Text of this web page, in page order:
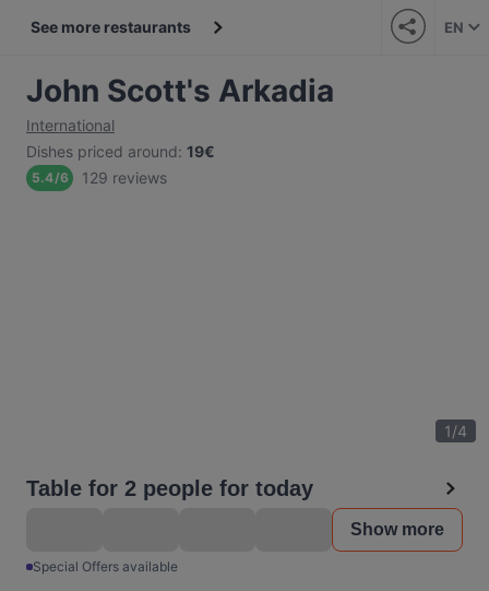
See more restaurants EN
John Scott's Arkadia
International
Dishes priced around: 19€
5.4/6 129 reviews
1/4
Table for 2 people for today
Show more
Special Offers available